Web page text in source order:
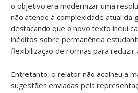
o objetivo era modernizar uma
não atende à complexidade atual da
destacando que o novo texto inclui
inéditos sobre permanência
flexibilização de normas para reduzir
Entretanto, o relator não acolheu a
sugestões enviadas pela